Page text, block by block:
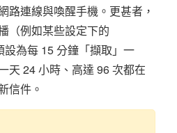
路連線與喚醒手機。更甚者，
（例如某些設定下的
為每 15 分鐘「擷取」一
天 24 小時、高達 96 次都在
信件。